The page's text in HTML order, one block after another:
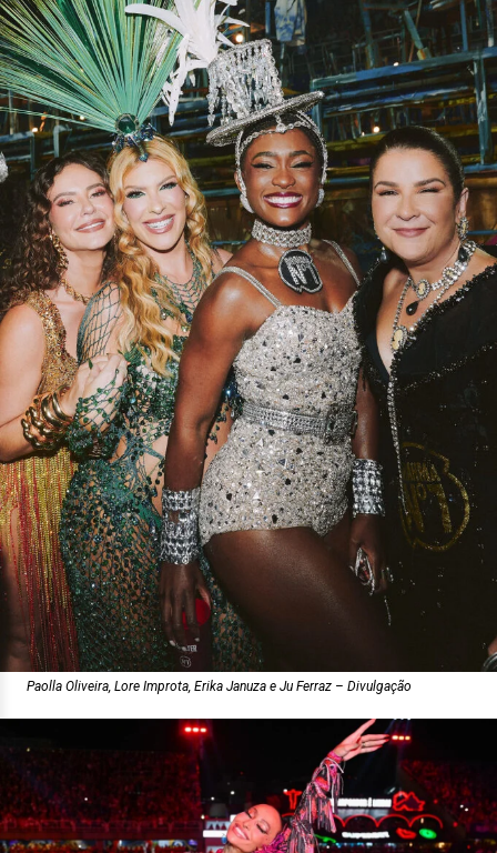
Paolla Oliveira, Lore Improta, Erika Januza e Ju Ferraz – Divulgação